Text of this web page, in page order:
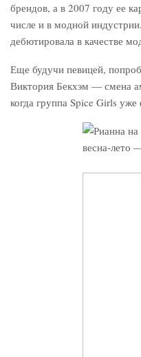
брендов, а в 2007 году ее
числе и в модной
дебютировала в качестве
Еще будучи певицей,
Виктория Бекхэм — смена
когда группа Spice Girls уже